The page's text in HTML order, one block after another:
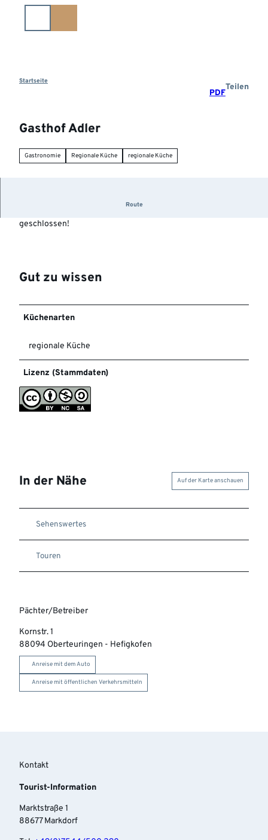
Startseite
PDF
Teilen
Gasthof Adler
Gastronomie Regionale Küche regionale Küche
Route
geschlossen!
Gut zu wissen
Küchenarten
regionale Küche
Lizenz (Stammdaten)
In der Nähe Auf der Karte anschauen
Sehenswertes
Touren
Pächter/Betreiber
Kornstr. 1
88094 Oberteuringen - Hefigkofen
Anreise mit dem Auto
Anreise mit öffentlichen Verkehrsmitteln
Kontakt
Tourist-Information
Marktstraße 1
88677 Markdorf